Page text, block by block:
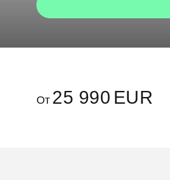
От 25 990 EUR